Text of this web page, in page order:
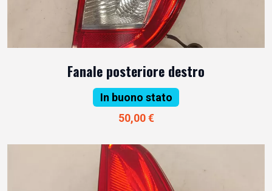
Fanale posteriore destro
In buono stato
50,00 €